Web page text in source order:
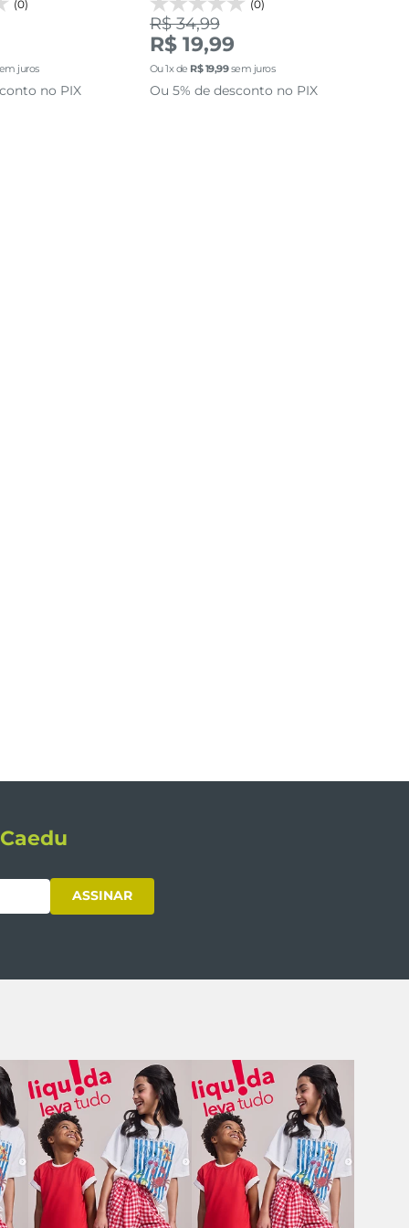
(0)
juros
no PIX
(0)
R$ 34,99
R$ 19,99
Ou1x de R$ 19,99sem juros
Ou 5% de desconto no PIX
ASSINAR